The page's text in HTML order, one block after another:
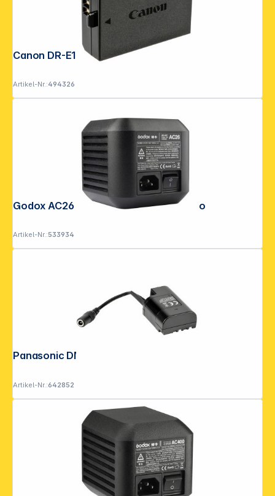
Canon DR-E10
Artikel-Nr.:494326
Godox AC26 AC Adapter für AD600 Pro
Artikel-Nr.:533934
Panasonic DMW-DCC12GU
Artikel-Nr.:642852